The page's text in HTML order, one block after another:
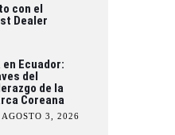
con el
Dealer
en Ecuador:
del
de la
Coreana
AGOSTO 3, 2026